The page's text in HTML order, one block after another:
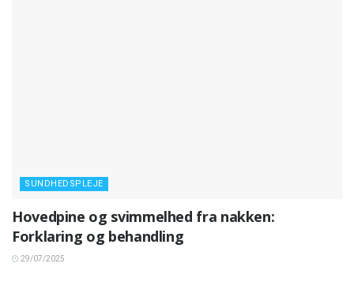
SUNDHEDSPLEJE
Hovedpine og svimmelhed fra nakken:
Forklaring og behandling
29/07/2025